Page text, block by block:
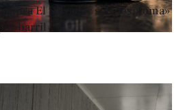
El Salvador se «desploma»
barril